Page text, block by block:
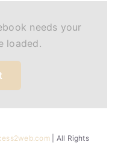
needs your
loaded.
| All Rights